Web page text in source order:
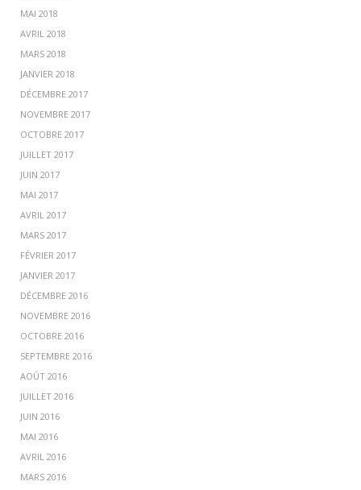
MAI 2018
AVRIL 2018
MARS 2018
JANVIER 2018
DÉCEMBRE 2017
NOVEMBRE 2017
OCTOBRE 2017
JUILLET 2017
JUIN 2017
MAI 2017
AVRIL 2017
MARS 2017
FÉVRIER 2017
JANVIER 2017
DÉCEMBRE 2016
NOVEMBRE 2016
OCTOBRE 2016
SEPTEMBRE 2016
AOÛT 2016
JUILLET 2016
JUIN 2016
MAI 2016
AVRIL 2016
MARS 2016